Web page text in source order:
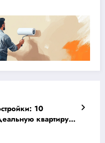
10
квартиру